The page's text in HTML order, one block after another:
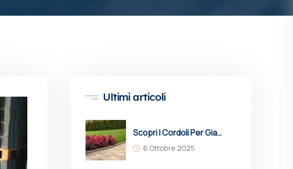
Ultimi articoli
Scopri I Cordoli Per Giardini Molinaro: Soluzioni In Cemento Resistenti, Estetiche E Sostenibili Per Delimitare Aiuole, Vialetti E Spazi Verdi Con Eleganza E Funzionalità.
6 Ottobre 2025